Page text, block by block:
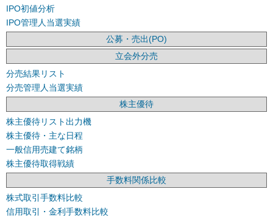
IPO初値分析
IPO管理人当選実績
公募・売出(PO)
立会外分売
分売結果リスト
分売管理人当選実績
株主優待
株主優待リスト出力機
株主優待・主な日程
一般信用売建て銘柄
株主優待取得戦績
手数料関係比較
株式取引手数料比較
信用取引・金利手数料比較